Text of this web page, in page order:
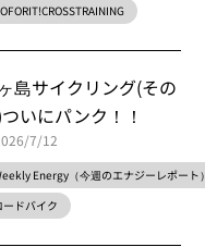
島サイクリング(その
ついにパンク！！
7/12
Energy（今週のエナジーレポート）
ードバイク